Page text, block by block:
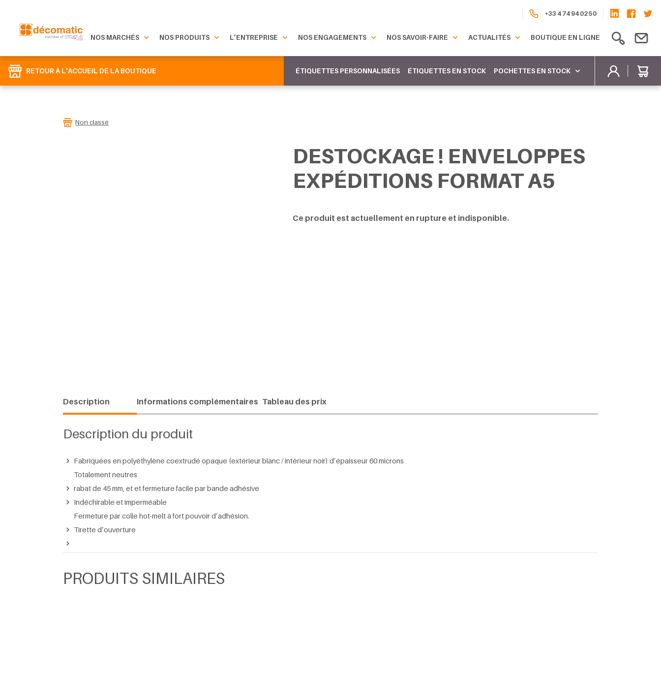
+33 4 74 94 02 50
NOS MARCHÉS NOS PRODUITS L’ENTREPRISE NOS ENGAGEMENTS NOS SAVOIR-FAIRE ACTUALITÉS BOUTIQUE EN LIGNE
RETOUR À L'ACCUEIL DE LA BOUTIQUE ÉTIQUETTES PERSONNALISÉES ÉTIQUETTES EN STOCK POCHETTES EN STOCK
Non classé
DESTOCKAGE ! ENVELOPPES
EXPÉDITIONS FORMAT A5
Ce produit est actuellement en rupture et indisponible.
Description Informations complémentaires Tableau des prix
Description du produit
Fabriquées en polyéthylène coextrudé opaque (extérieur blanc / intérieur noir) d’épaisseur 60 microns
Totalement neutres
rabat de 45 mm, et et fermeture facile par bande adhésive
Indéchirable et imperméable
Fermeture par colle hot-melt à fort pouvoir d’adhésion.
Tirette d’ouverture
PRODUITS SIMILAIRES